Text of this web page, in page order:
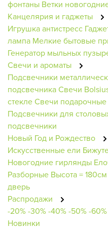
фонтаны Ветки
Канцелярия и гаджеты
Игрушка антистресс
лампа Мелкие бытовые
Генератор мыльных
Свечи и ароматы
Подсвечники
подсвечникаСвечи
стеклеСвечи подарочные
Подсвечники для
подсвечники
Новый Год и Рождество
Искусственные ели
Новогодние гирлянды
Разборные Высота = 180см
дверь
Распродажи
-20%-30%-40%-50%-60%
Новинки